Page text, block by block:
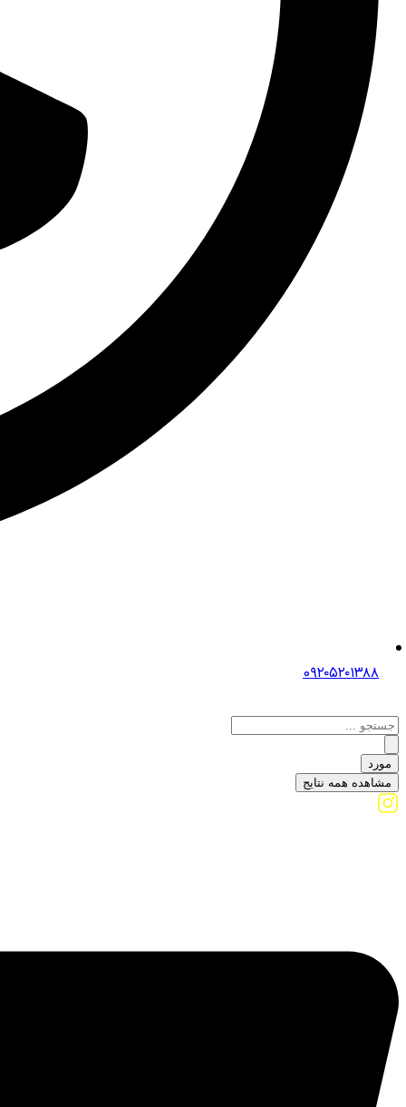
0۹۲۰۵۲۰۱۳۸۸
مورد
مشاهده همه نتایج